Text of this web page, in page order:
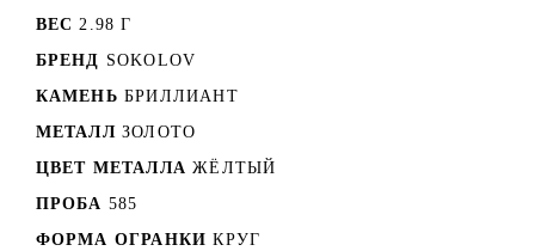
ВЕС 2.98 Г
БРЕНД SOKOLOV
КАМЕНЬ БРИЛЛИАНТ
МЕТАЛЛ ЗОЛОТО
ЦВЕТ МЕТАЛЛА ЖЁЛТЫЙ
ПРОБА 585
ФОРМА ОГРАНКИ КРУГ